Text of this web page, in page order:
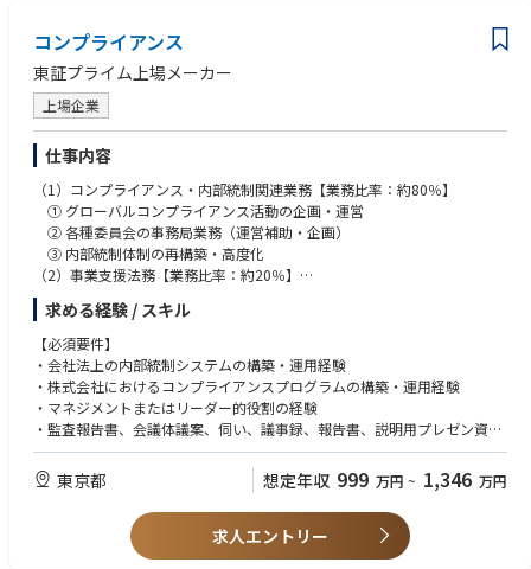
コンプライアンス
東証プライム上場メーカー
上場企業
仕事内容
（1）コンプライアンス・内部統制関連業務【業務比率：約80％】
① グローバルコンプライアンス活動の企画・運営
② 各種委員会の事務局業務（運営補助・企画）
③ 内部統制体制の再構築・高度化
（2）事業支援法務【業務比率：約20％】
契約審査・契約書作成
事業部門からの法務相談への対応
※メイン業務ではありませんが、法務部の一員として一定範囲でご担
当いただく想定です。
求める経験 / スキル
【必須要件】
・会社法上の内部統制システムの構築・運用経験
・株式会社におけるコンプライアンスプログラムの構築・運用経験
・マネジメントまたはリーダー的役割の経験
・監査報告書、会議体議案、伺い、議事録、報告書、説明用プレゼン資料
の作成
※会社として知見を補強する必要があるため、ポテンシャルではなく実績
重視
・語学（英語）：メール対応、文書・マニュアル読解
【望ましいスキル】
東京都 想定年収 999 万円 ~ 1,346 万円
求人エントリー